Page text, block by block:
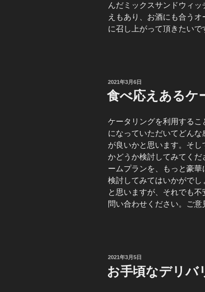
んだミックスサンドウィ
えもあり、お酒にも合う
に召し上がって頂きたいで
投
稿
日:
2021年3月6日
食べ応えあるケ
ケータリングを利用する
になっていただいてどん
が良いかと思います。そ
かどうか検討してみてくだ
ームプランを、もっと豪
検討してみてはいかがで
と思いますが、それでも
問い合わせください。ご意
投
日:
2021年3月5日
お手頃なデリバ